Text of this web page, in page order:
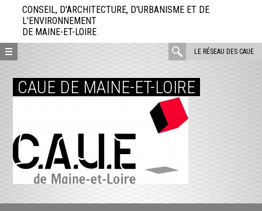
directement
contenu
CONSEIL, D'ARCHITECTURE, D'URBANISME ET DE
L'ENVIRONNEMENT
DE MAINE-ET-LOIRE
LE RÉSEAU DES CAUE
rechercher
CAUE DE MAINE-ET-LOIRE